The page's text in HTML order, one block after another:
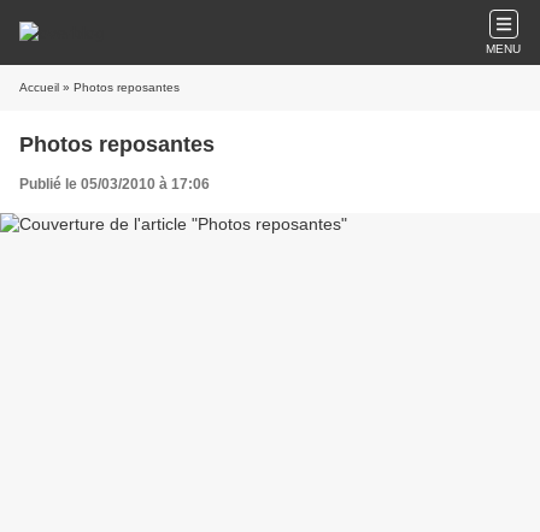
MENU
Accueil » Photos reposantes
Photos reposantes
Publié le 05/03/2010 à 17:06